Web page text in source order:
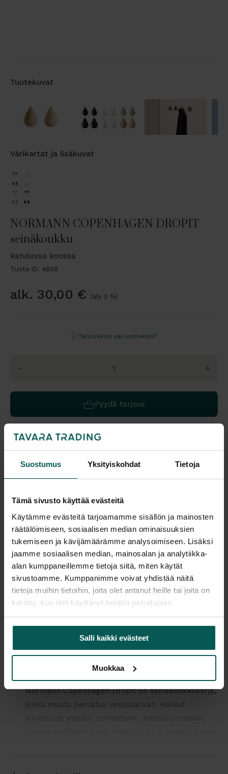
Suostumus Yksityiskohdat Tietoja
Tämä sivusto käyttää evästeitä
Käytämme evästeitä tarjoamamme sisällön ja mainosten
räätälöimiseen, sosiaalisen median ominaisuuksien
tukemiseen ja kävijämäärämme analysoimiseen. Lisäksi
jaamme sosiaalisen median, mainosalan ja analytiikka-
alan kumppaneillemme tietoja siitä, miten käytät
sivustoamme. Kumppanimme voivat yhdistää näitä
tietoja muihin tietoihin, joita olet antanut heille tai joita on
kerätty, kun olet käyttänyt heidän palvelujaan.
Salli kaikki evästeet
Muokkaa
Tuotekuvat
Värikartat ja lisäkuvat
NORMANN COPENHAGEN DROPIT
seinäkoukku
kahdessa koossa
Tuote ID: 4808
alk. 30,00 € (alv 0 %)
Tarjouskori vai ostoskori?
- +
Pyydä tarjous
Vantaa: Tilaustuote
Tampere: Tilaustuote
Toimitukset kattavasti
Malli esillä myymälöissä (Vantaa), tervetuloa tutustumaan!
Kaikki valmistajan tuotteet tilattavissa kauttamme.
Normann Copenhagen Dropit on seinäkoukkusarja,
jonka muoto perustuu vesipisaraan. Koukut